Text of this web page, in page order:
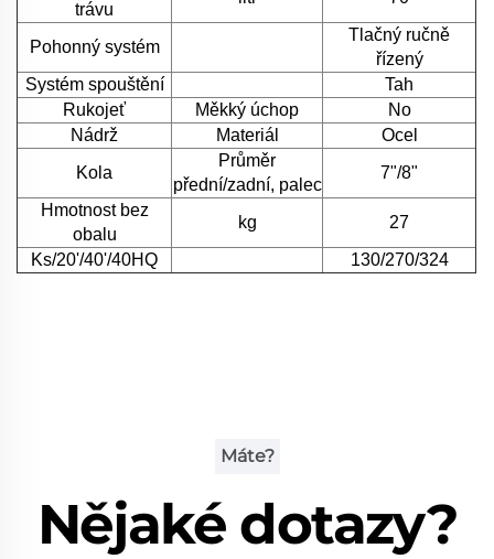
trávu
Pohonný systém
Tlačný ručně
řízený
Systém spouštění
Tah
Rukojeť
Měkký úchop
No
Nádrž
Materiál
Ocel
Kola
Průměr
přední/zadní, palec
7"/8"
Hmotnost bez
obalu
kg
27
Ks/20'/40'/40HQ
130/270/324
Máte?
Nějaké dotazy?